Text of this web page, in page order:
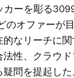
カーを彫る
のオファーが
なリーチに
性、クラウ
問を提起した